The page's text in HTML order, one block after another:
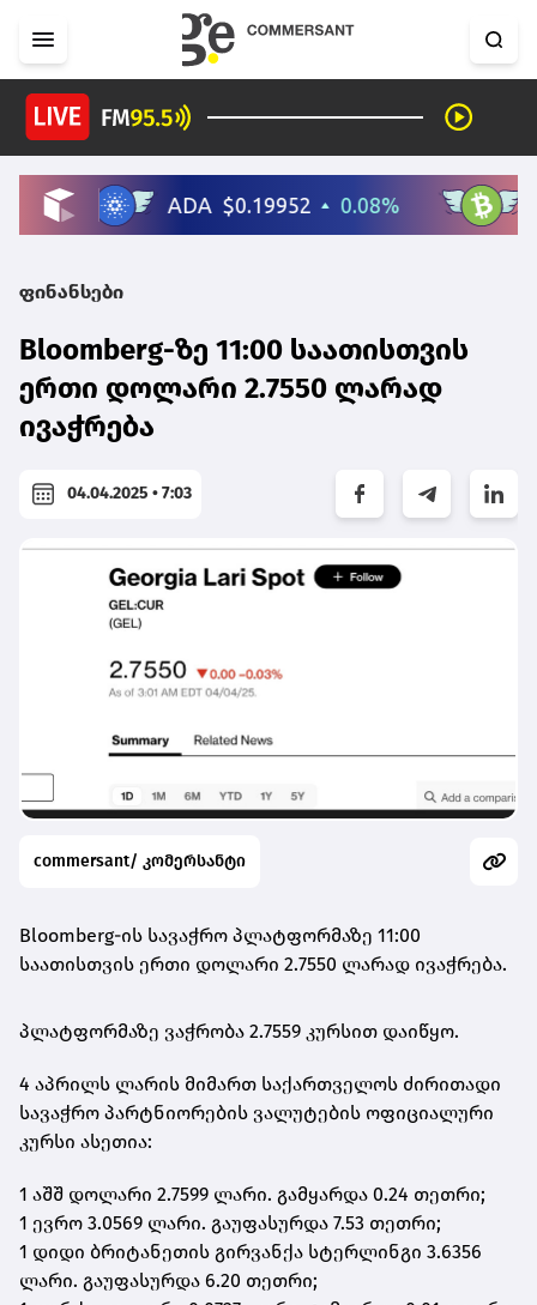
ფინანსები
Bloomberg-ზე 11:00 საათისთვის
ერთი დოლარი 2.7550 ლარად
ივაჭრება
04.04.2025 • 7:03
commersant/ კომერსანტი
Bloomberg-ის სავაჭრო პლატფორმაზე 11:00
საათისთვის ერთი დოლარი 2.7550 ლარად ივაჭრება.
პლატფორმაზე ვაჭრობა 2.7559 კურსით დაიწყო.
4 აპრილს ლარის მიმართ საქართველოს ძირითადი
სავაჭრო პარტნიორების ვალუტების ოფიციალური
კურსი ასეთია:
1 აშშ დოლარი 2.7599 ლარი. გამყარდა 0.24 თეთრი;
1 ევრო 3.0569 ლარი. გაუფასურდა 7.53 თეთრი;
1 დიდი ბრიტანეთის გირვანქა სტერლინგი 3.6356
ლარი. გაუფასურდა 6.20 თეთრი;